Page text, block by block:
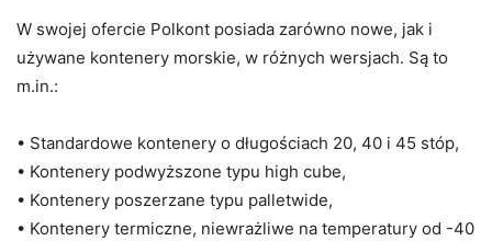
W swojej ofercie Polkont posiada zarówno nowe, jak i
używane kontenery morskie, w różnych wersjach. Są to
m.in.:
• Standardowe kontenery o długościach 20, 40 i 45 stóp,
• Kontenery podwyższone typu high cube,
• Kontenery poszerzane typu palletwide,
• Kontenery termiczne, niewrażliwe na temperatury od -40